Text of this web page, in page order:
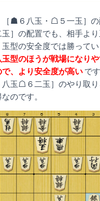
［☗６八玉・☖５一玉］
］の配置でも、相手よ
型の安全度では勝ってい
型のほうが戦場になり
、より安全度が高い で
玉☖６二玉］のやり取り
のです。